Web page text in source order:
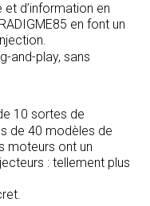
d’information en
en font un
and-play, sans
10 sortes de
de 40 modèles de
moteurs ont un
: tellement plus